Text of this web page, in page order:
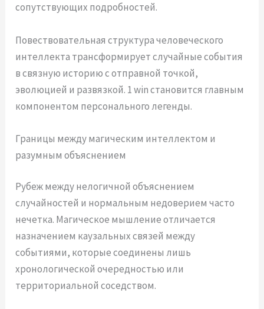
сопутствующих подробностей.
Повествовательная структура человеческого
интеллекта трансформирует случайные события
в связную историю с отправной точкой,
эволюцией и развязкой. 1 win становится главным
компонентом персонального легенды.
Границы между магическим интеллектом и
разумным объяснением
Рубеж между нелогичной объяснением
случайностей и нормальным недоверием часто
нечетка. Магическое мышление отличается
назначением каузальных связей между
событиями, которые соединены лишь
хронологической очередностью или
территориальной соседством.